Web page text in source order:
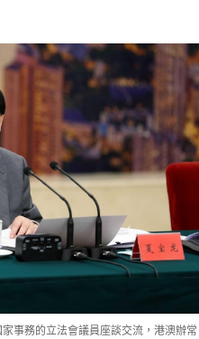
事務的立法會議員座談交流，港澳辦常